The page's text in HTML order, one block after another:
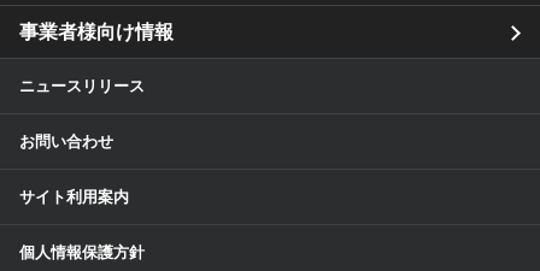
事業者様向け情報
ニュースリリース
お問い合わせ
サイト利用案内
個人情報保護方針